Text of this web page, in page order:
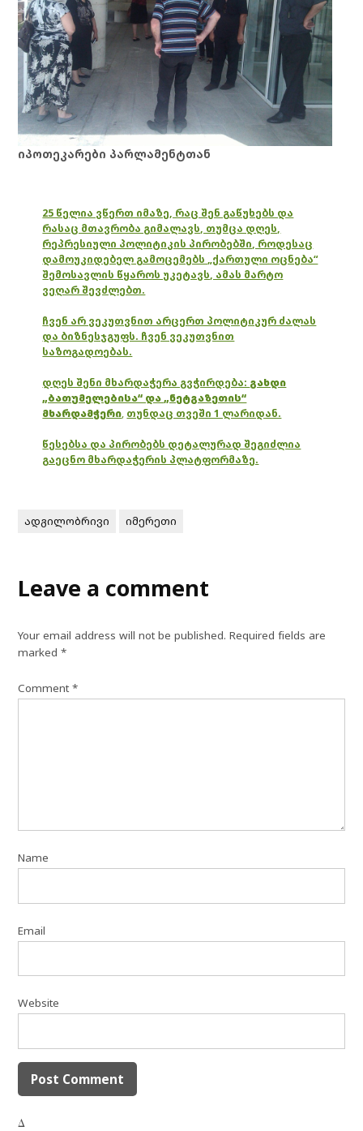
იპოთეკარები პარლამენტთან
25 წელია ვწერთ იმაზე, რაც შენ გაწუხებს და
რასაც მთავრობა გიმალავს, თუმცა დღეს,
რეპრესიული პოლიტიკის პირობებში, როდესაც
დამოუკიდებელ გამოცემებს „ქართული ოცნება“
შემოსავლის წყაროს უკეტავს, ამას მარტო
ვეღარ შევძლებთ.
ჩვენ არ ვეკუთვნით არცერთ პოლიტიკურ ძალას
და ბიზნესჯგუფს. ჩვენ ვეკუთვნით
საზოგადოებას.
დღეს შენი მხარდაჭერა გვჭირდება: გახდი
„ბათუმელებისა“ და „ნეტგაზეთის“
მხარდამჭერი, თუნდაც თვეში 1 ლარიდან.
წესებსა და პირობებს დეტალურად შეგიძლია
გაეცნო მხარდაჭერის პლატფორმაზე.
ადგილობრივი იმერეთი
Leave a comment
Your email address will not be published. Required fields are
marked*
Comment*
Name
Email
Website
Δ